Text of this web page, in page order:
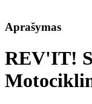
Aprašymas
REV'IT!